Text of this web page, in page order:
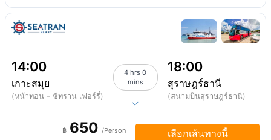
14:00
เกาะสมุย
(หน้าทอน - ซีทราน เฟอร์รี่)
4 hrs 0
mins
18:00
สุราษฎร์ธานี
(สนามบินสุราษฎร์ธานี)
฿ 650 /Person เลือกเส้นทางนี้